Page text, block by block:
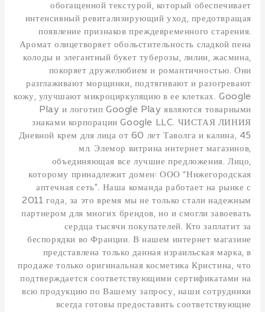
обогащенной текстурой, который обеспечивает
интенсивный ревитализирующий уход, предотвращая
появление признаков преждевременного старения.
Аромат олицетворяет обольстительность сладкой пена
колоды и элегантный букет туберозы, лилии, жасмина,
покоряет дружелюбием и романтичностью. Они
разглаживают морщинки, подтягивают и разогревают
кожу, улучшают микроциркуляцию в ее клетках. Google
Play и логотип Google Play являются товарными
знаками корпорации Google LLC. ЧИСТАЯ ЛИНИЯ
Дневной крем для лица от 60 лет Таволга и калина, 45
мл. Элемор витрина интернет магазинов,
объединяющая все лучшие предложения. Лицо,
которому принадлежит домен: ООО “Нижегородская
аптечная сеть”. Наша команда работает на рынке с
2011 года, за это время мы не только стали надежным
партнером для многих брендов, но и смогли завоевать
сердца тысячи покупателей. Кто заплатит за
беспорядки во Франции. В нашем интернет магазине
представлена только данная израильская марка, в
продаже только оригинальная косметика Кристина, что
подтверждается соответствующими сертификатами на
всю продукцию по Вашему запросу, наши сотрудники
всегда готовы предоставить соответствующие